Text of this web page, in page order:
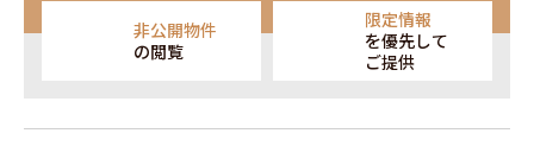
非公開物件
の閲覧
限定情報
を優先して
ご提供